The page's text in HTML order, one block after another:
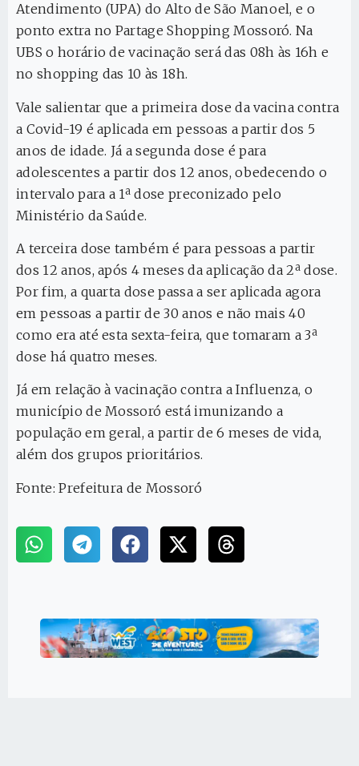
Atendimento (UPA) do Alto de São Manoel, e o
ponto extra no Partage Shopping Mossoró. Na
UBS o horário de vacinação será das 08h às 16h e
no shopping das 10 às 18h.
Vale salientar que a primeira dose da vacina contra
a Covid-19 é aplicada em pessoas a partir dos 5
anos de idade. Já a segunda dose é para
adolescentes a partir dos 12 anos, obedecendo o
intervalo para a 1ª dose preconizado pelo
Ministério da Saúde.
A terceira dose também é para pessoas a partir
dos 12 anos, após 4 meses da aplicação da 2ª dose.
Por fim, a quarta dose passa a ser aplicada agora
em pessoas a partir de 30 anos e não mais 40
como era até esta sexta-feira, que tomaram a 3ª
dose há quatro meses.
Já em relação à vacinação contra a Influenza, o
município de Mossoró está imunizando a
população em geral, a partir de 6 meses de vida,
além dos grupos prioritários.
Fonte: Prefeitura de Mossoró